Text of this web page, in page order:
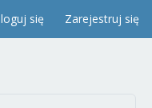
się Zarejestruj się